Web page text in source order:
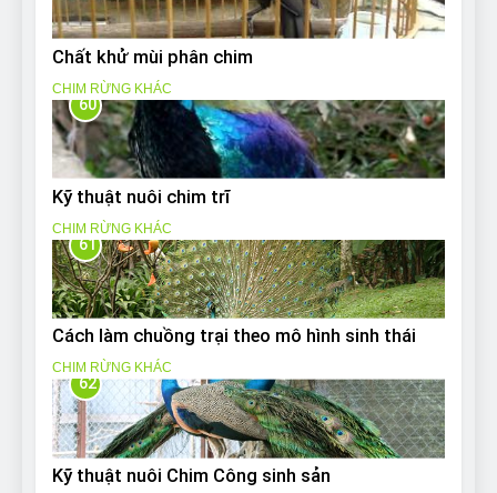
Chất khử mùi phân chim
CHIM RỪNG KHÁC
60
Kỹ thuật nuôi chim trĩ
CHIM RỪNG KHÁC
61
Cách làm chuồng trại theo mô hình sinh thái
CHIM RỪNG KHÁC
62
Kỹ thuật nuôi Chim Công sinh sản